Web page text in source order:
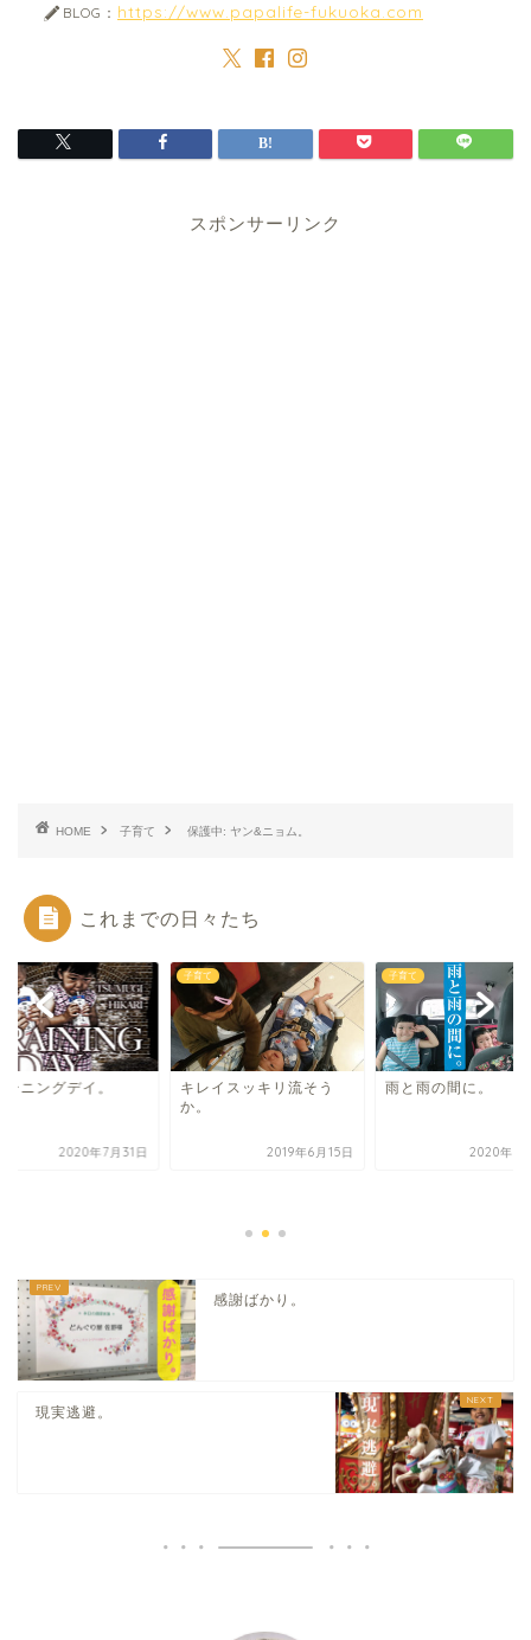
BLOG： https://www.papalife-fukuoka.com
スポンサーリンク
HOME 子育て 保護中: ヤン&ニョム。
これまでの日々たち
ーニングデイ。
2020年7月31日
子育て
キレイスッキリ流そう
か。
2019年6月15日
子育て
雨と雨の間に。
2020年8
感謝ばかり。
現実逃避。